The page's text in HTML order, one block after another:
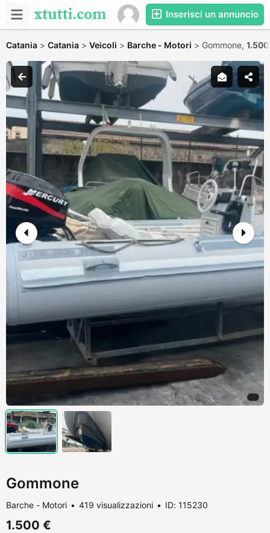
Inserisci un annuncio
Catania > Catania > Veicoli > Barche - Motori > Gommone,
Gommone
Barche - Motori 419 visualizzazioni ID: 115230
1.500 €